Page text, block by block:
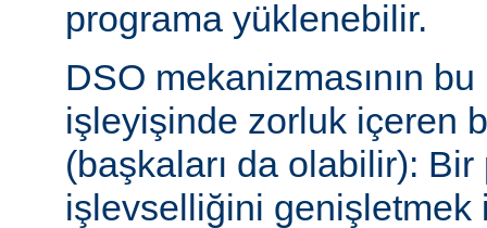
programa yüklenebilir.
DSO mekanizmasının
işleyişinde zorluk içeren
(başkaları da olabilir): Bir
işlevselliğini genişletmek